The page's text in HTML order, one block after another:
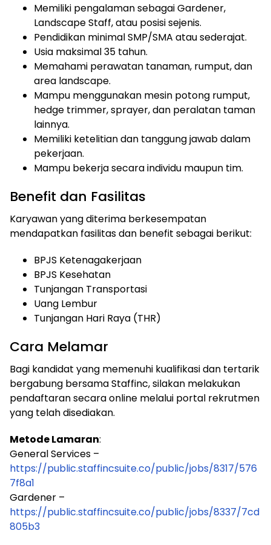
Memiliki pengalaman sebagai Gardener,
Landscape Staff, atau posisi sejenis.
Pendidikan minimal SMP/SMA atau sederajat.
Usia maksimal 35 tahun.
Memahami perawatan tanaman, rumput, dan
area landscape.
Mampu menggunakan mesin potong rumput,
hedge trimmer, sprayer, dan peralatan taman
lainnya.
Memiliki ketelitian dan tanggung jawab dalam
pekerjaan.
Mampu bekerja secara individu maupun tim.
Benefit dan Fasilitas
Karyawan yang diterima berkesempatan
mendapatkan fasilitas dan benefit sebagai berikut:
BPJS Ketenagakerjaan
BPJS Kesehatan
Tunjangan Transportasi
Uang Lembur
Tunjangan Hari Raya (THR)
Cara Melamar
Bagi kandidat yang memenuhi kualifikasi dan tertarik
bergabung bersama Staffinc, silakan melakukan
pendaftaran secara online melalui portal rekrutmen
yang telah disediakan.
Metode Lamaran:
General Services –
https://public.staffincsuite.co/public/jobs/8317/576
7f8a1
Gardener –
https://public.staffincsuite.co/public/jobs/8337/7cd
805b3